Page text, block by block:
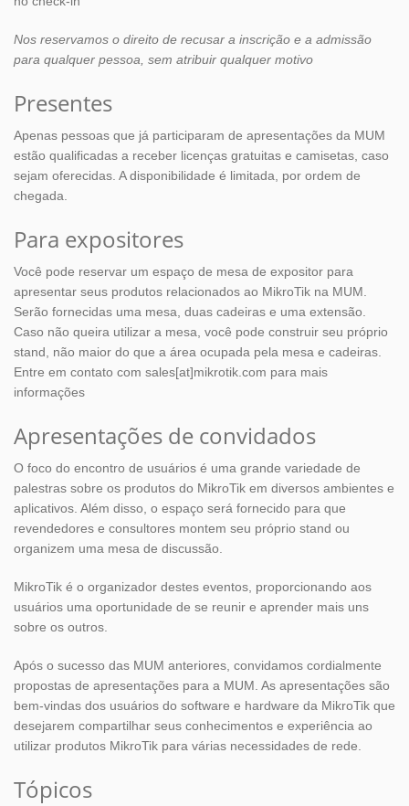
Nos reservamos o direito de recusar a inscrição e a admissão
para qualquer pessoa, sem atribuir qualquer motivo
Presentes
Apenas pessoas que já participaram de apresentações da MUM
estão qualificadas a receber licenças gratuitas e camisetas, caso
sejam oferecidas. A disponibilidade é limitada, por ordem de
chegada.
Para expositores
Você pode reservar um espaço de mesa de expositor para
apresentar seus produtos relacionados ao MikroTik na MUM.
Serão fornecidas uma mesa, duas cadeiras e uma extensão.
Caso não queira utilizar a mesa, você pode construir seu próprio
stand, não maior do que a área ocupada pela mesa e cadeiras.
Entre em contato com sales[at]mikrotik.com para mais
informações
Apresentações de convidados
O foco do encontro de usuários é uma grande variedade de
palestras sobre os produtos do MikroTik em diversos ambientes e
aplicativos. Além disso, o espaço será fornecido para que
revendedores e consultores montem seu próprio stand ou
organizem uma mesa de discussão.
MikroTik é o organizador destes eventos, proporcionando aos
usuários uma oportunidade de se reunir e aprender mais uns
sobre os outros.
Após o sucesso das MUM anteriores, convidamos cordialmente
propostas de apresentações para a MUM. As apresentações são
bem-vindas dos usuários do software e hardware da MikroTik que
desejarem compartilhar seus conhecimentos e experiência ao
utilizar produtos MikroTik para várias necessidades de rede.
Tópicos